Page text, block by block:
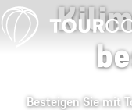
Besteigen Sie mit